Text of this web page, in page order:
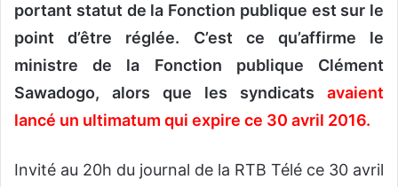
l
portant statut de la Fonction publique est sur le
point d’être réglée. C’est ce qu’affirme le
ministre de la Fonction publique Clément
Sawadogo, alors que les syndicats
avaient
lancé un ultimatum qui expire ce 30 avril 2016.
Invité au 20h du journal de la RTB Télé ce 30 avril